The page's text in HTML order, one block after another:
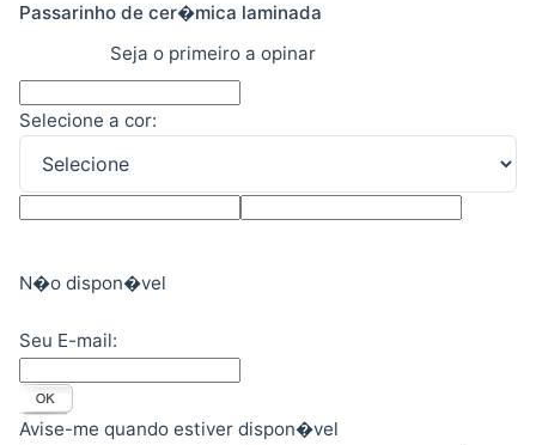
Passarinho de cer�mica laminada
Seja o primeiro a opinar
Selecione a cor:
N�o dispon�vel
Seu E-mail:
Avise-me quando estiver dispon�vel